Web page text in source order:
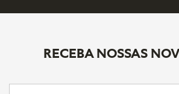
RECEBA NOSSAS